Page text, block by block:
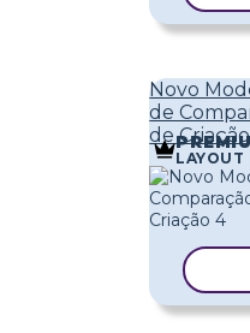
Novo
de
de
LAYOUT